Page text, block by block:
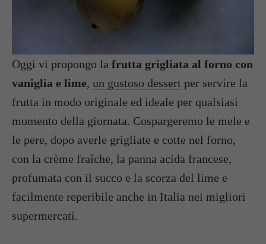
Oggi vi propongo la frutta grigliata al forno con
vaniglia e lime, un gustoso dessert per servire la
frutta in modo originale ed ideale per qualsiasi
momento della giornata. Cospargeremo le mele e
le pere, dopo averle grigliate e cotte nel forno,
con la crème fraîche, la panna acida francese,
profumata con il succo e la scorza del lime e
facilmente reperibile anche in Italia nei migliori
supermercati.